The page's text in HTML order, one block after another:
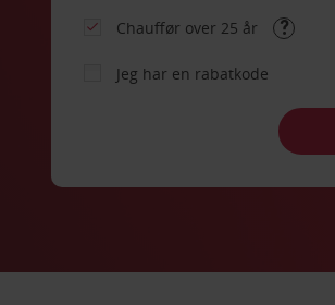
Chauffør over 25 år
Jeg har en rabatkode